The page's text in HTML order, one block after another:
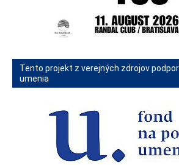
Tento projekt z verejných zdrojov
umenia